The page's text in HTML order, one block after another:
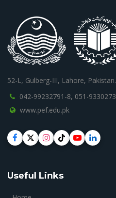
52-L, Gulberg-III, Lahore, Pakistan.
042-99232791-8, 051-9330273
www.pef.edu.pk
Useful Links